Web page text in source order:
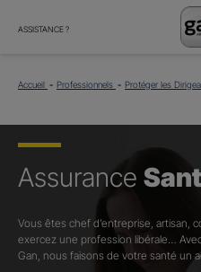
ASSISTANCE ?
Accueil Professionnels Protéger les
Assurance
Vous êtes chef d’entreprise, artisan,
exercez une profession libérale…
Gan, nous faisons de votre santé un